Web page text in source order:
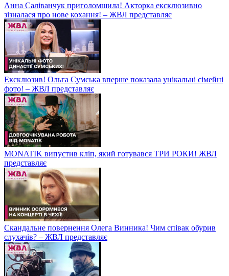
Анна Саліванчук приголомшила! Акторка ексклюзивно
зізналася про нове кохання! – ЖВЛ представляє
Ексклюзив! Ольга Сумська вперше показала унікальні сімейні
фото! – ЖВЛ представляє
MONATIK випустив кліп, який готувався ТРИ РОКИ! ЖВЛ
представляє
Скандальне повернення Олега Винника! Чим співак обурив
слухачів? – ЖВЛ представляє